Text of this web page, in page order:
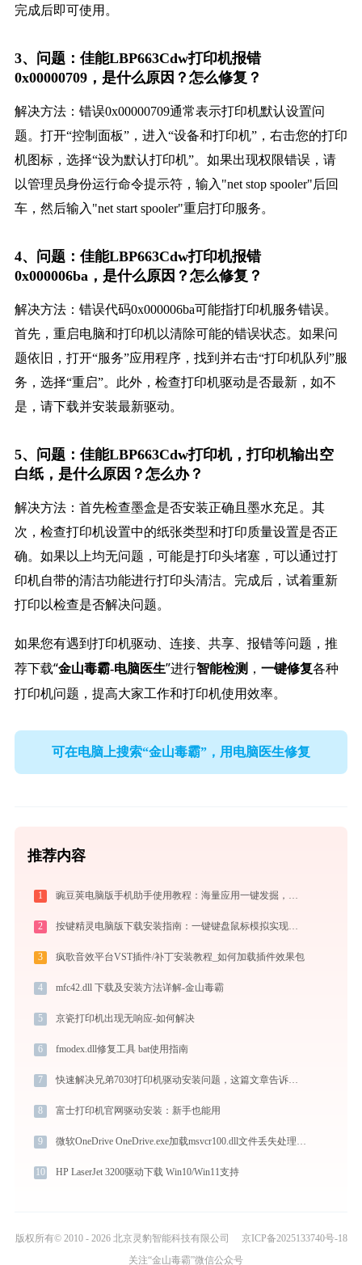
完成后即可使用。
3、问题：佳能LBP663Cdw打印机报错
0x00000709，是什么原因？怎么修复？
解决方法：错误0x00000709通常表示打印机默认设置问
题。打开“控制面板”，进入“设备和打印机”，右击您的打印
机图标，选择“设为默认打印机”。如果出现权限错误，请
以管理员身份运行命令提示符，输入"net stop spooler"后回
车，然后输入"net start spooler"重启打印服务。
4、问题：佳能LBP663Cdw打印机报错
0x000006ba，是什么原因？怎么修复？
解决方法：错误代码0x000006ba可能指打印机服务错误。
首先，重启电脑和打印机以清除可能的错误状态。如果问
题依旧，打开“服务”应用程序，找到并右击“打印机队列”服
务，选择“重启”。此外，检查打印机驱动是否最新，如不
是，请下载并安装最新驱动。
5、问题：佳能LBP663Cdw打印机，打印机输出空
白纸，是什么原因？怎么办？
解决方法：首先检查墨盒是否安装正确且墨水充足。其
次，检查打印机设置中的纸张类型和打印质量设置是否正
确。如果以上均无问题，可能是打印头堵塞，可以通过打
印机自带的清洁功能进行打印头清洁。完成后，试着重新
打印以检查是否解决问题。
如果您有遇到打印机驱动、连接、共享、报错等问题，推
荐下载“金山毒霸-电脑医生”进行智能检测， 一键修复各种
打印机问题，提高大家工作和打印机使用效率。
可在电脑上搜索“金山毒霸”，用电脑医生修复
推荐内容
1 豌豆荚电脑版手机助手使用教程：海量应用一键发掘，电脑轻松管理安卓手机
2 按键精灵电脑版下载安装指南：一键键盘鼠标模拟实现电脑自动办公与挂机
3 疯歌音效平台VST插件/补丁安装教程_如何加载插件效果包
4 mfc42.dll 下载及安装方法详解-金山毒霸
5 京瓷打印机出现无响应-如何解决
6 fmodex.dll修复工具 bat使用指南
7 快速解决兄弟7030打印机驱动安装问题，这篇文章告诉你方法
8 富士打印机官网驱动安装：新手也能用
9 微软OneDrive OneDrive.exe加载msvcr100.dll文件丢失处理办法
10 HP LaserJet 3200驱动下载 Win10/Win11支持
版权所有© 2010 - 2026 北京灵豹智能科技有限公司
京ICP备2025133740号-18
关注“金山毒霸”微信公众号